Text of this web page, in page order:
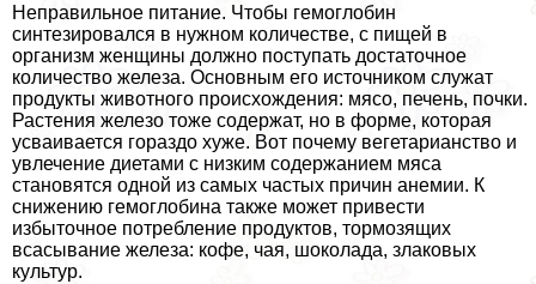
Неправильное питание. Чтобы гемоглобин
синтезировался в нужном количестве, с пищей в
организм женщины должно поступать достаточное
количество железа. Основным его источником служат
продукты животного происхождения: мясо, печень, почки.
Растения железо тоже содержат, но в форме, которая
усваивается гораздо хуже. Вот почему вегетарианство и
увлечение диетами с низким содержанием мяса
становятся одной из самых частых причин анемии. К
снижению гемоглобина также может привести
избыточное потрeбление продуктов, тормозящих
всасывание железа: кофе, чая, шоколада, злаковых
культур.